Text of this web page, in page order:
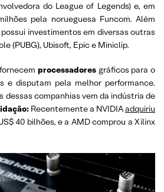
do League of Legends) e, em
pela norueguesa Funcom. Além
investimentos em diversas outras
(PUBG), Ubisoft, Epic e Miniclip.
processadores gráficos para o
e disputam pela melhor performance.
dessas companhias vem da indústria de
Recentemente a NVIDIAadquiriu
40 bilhões, e a AMD comprou a Xilinx